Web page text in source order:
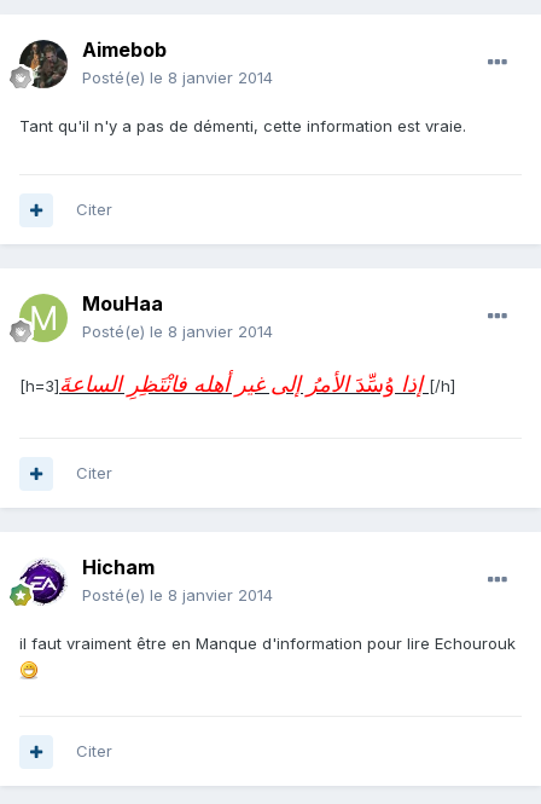
Aimebob
Posté(e) le 8 janvier 2014
Tant qu'il n'y a pas de démenti, cette information est vraie.
Citer
MouHaa
Posté(e) le 8 janvier 2014
[h=3] إذا وُسِّدَالأمرُ إلى غير أهله فانْتَظِرِ الساعةَ [/h]
Citer
Hicham
Posté(e) le 8 janvier 2014
il faut vraiment être en Manque d'information pour lire Echourouk
Citer